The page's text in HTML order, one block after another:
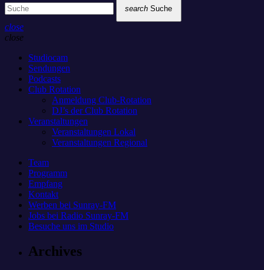
search Suche
close
close
Studiocam
Sendungen
Podcasts
Club Rotation
Anmeldung Club-Rotation
DJ’s der Club Rotation
Veranstaltungen
Veranstaltungen Lokal
Veranstaltungen Regional
Team
Programm
Empfang
Kontakt
Werben bei Sunray-FM
Jobs bei Radio Sunray-FM
Besuche uns im Studio
Archives